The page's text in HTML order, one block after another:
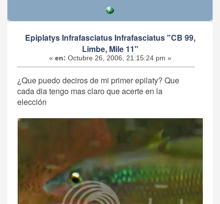
Epiplatys Infrafasciatus Infrafasciatus "CB 99,
Limbe, Mile 11"
« en: Octubre 26, 2006, 21:15:24 pm »
¿Que puedo deciros de mi primer epilaty? Que
cada dia tengo mas claro que acerte en la
elección